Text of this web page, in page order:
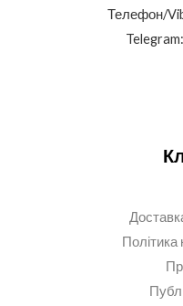
Телефон/
Політика